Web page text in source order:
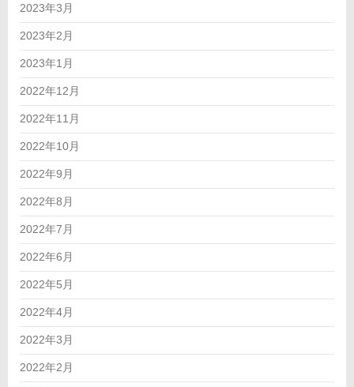
2023年3月
2023年2月
2023年1月
2022年12月
2022年11月
2022年10月
2022年9月
2022年8月
2022年7月
2022年6月
2022年5月
2022年4月
2022年3月
2022年2月